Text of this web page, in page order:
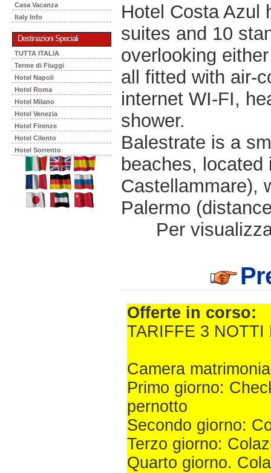
Casa Vacanza
Italy Info
Destinazioni Speciali
TUTTA ITALIA
Terme di Fiuggi
Hotel Napoli
Hotel Roma
Hotel Milano
Hotel Venezia
Hotel Firenze
Hotel Cilento
Hotel Sorrento
Hotel Costa Azul
suites and 10
overlooking
all fitted with air-
internet WI-FI,
shower.
Balestrate is a
beaches,
Castellammare),
Palermo
Per
Offerte in corso:
TARIFFE 3 NOTTI
Camera
Primo giorno:
pernotto
Secondo giorno:
Terzo giorno:
Quarto giorno.